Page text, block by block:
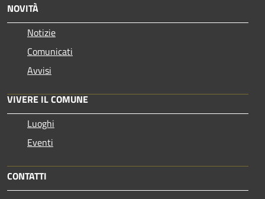
NOVITÀ
Notizie
Comunicati
Avvisi
VIVERE IL COMUNE
Luoghi
Eventi
CONTATTI